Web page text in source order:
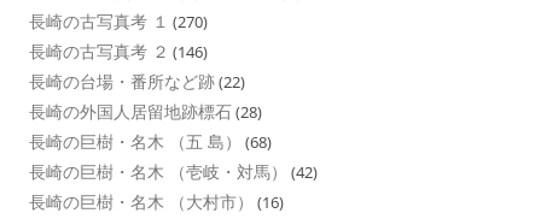
長崎の古写真考 １ (270)
長崎の古写真考 ２ (146)
長崎の台場・番所など跡(22)
長崎の外国人居留地跡標石(28)
長崎の巨樹・名木 （五 島） (68)
長崎の巨樹・名木 （壱岐・対馬） (42)
長崎の巨樹・名木 （大村市） (16)